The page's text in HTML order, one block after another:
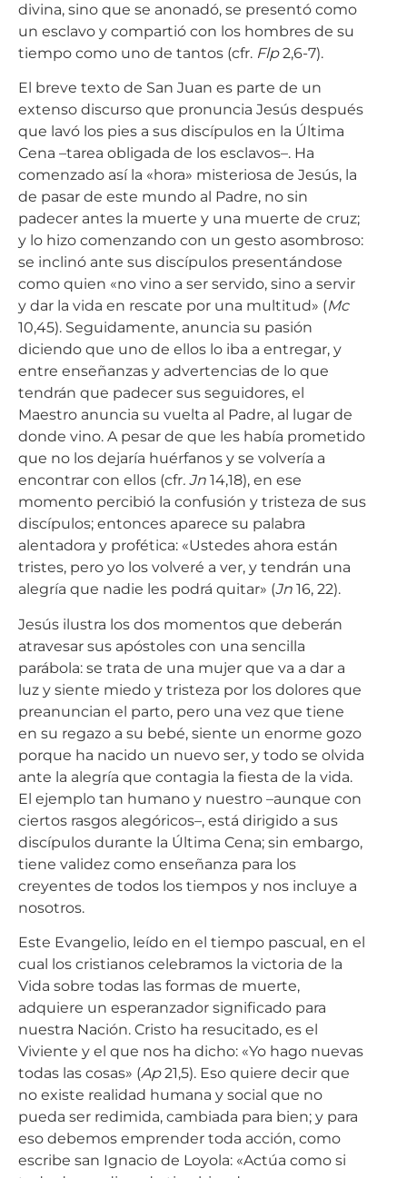
divina, sino que se anonadó, se presentó como
un esclavo y compartió con los hombres de su
tiempo como uno de tantos (cfr. Flp2,6-7).
El breve texto de San Juan es parte de un
extenso discurso que pronuncia Jesús después
que lavó los pies a sus discípulos en la Última
Cena –tarea obligada de los esclavos–. Ha
comenzado así la «hora» misteriosa de Jesús, la
de pasar de este mundo al Padre, no sin
padecer antes la muerte y una muerte de cruz;
y lo hizo comenzando con un gesto asombroso:
se inclinó ante sus discípulos presentándose
como quien «no vino a ser servido, sino a servir
y dar la vida en rescate por una multitud» (Mc
10,45). Seguidamente, anuncia su pasión
diciendo que uno de ellos lo iba a entregar, y
entre enseñanzas y advertencias de lo que
tendrán que padecer sus seguidores, el
Maestro anuncia su vuelta al Padre, al lugar de
donde vino. A pesar de que les había prometido
que no los dejaría huérfanos y se volvería a
encontrar con ellos (cfr. Jn 14,18), en ese
momento percibió la confusión y tristeza de sus
discípulos; entonces aparece su palabra
alentadora y profética: «Ustedes ahora están
tristes, pero yo los volveré a ver, y tendrán una
alegría que nadie les podrá quitar» (Jn 16, 22).
Jesús ilustra los dos momentos que deberán
atravesar sus apóstoles con una sencilla
parábola: se trata de una mujer que va a dar a
luz y siente miedo y tristeza por los dolores que
preanuncian el parto, pero una vez que tiene
en su regazo a su bebé, siente un enorme gozo
porque ha nacido un nuevo ser, y todo se olvida
ante la alegría que contagia la fiesta de la vida.
El ejemplo tan humano y nuestro –aunque con
ciertos rasgos alegóricos–, está dirigido a sus
discípulos durante la Última Cena; sin embargo,
tiene validez como enseñanza para los
creyentes de todos los tiempos y nos incluye a
nosotros.
Este Evangelio, leído en el tiempo pascual, en el
cual los cristianos celebramos la victoria de la
Vida sobre todas las formas de muerte,
adquiere un esperanzador significado para
nuestra Nación. Cristo ha resucitado, es el
Viviente y el que nos ha dicho: «Yo hago nuevas
todas las cosas» (Ap21,5). Eso quiere decir que
no existe realidad humana y social que no
pueda ser redimida, cambiada para bien; y para
eso debemos emprender toda acción, como
escribe san Ignacio de Loyola: «Actúa como si